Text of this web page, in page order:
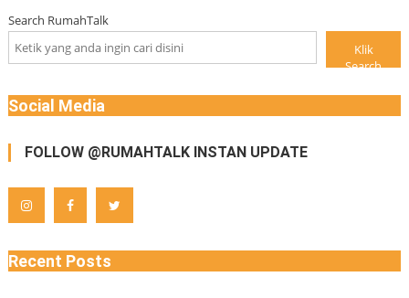
Search RumahTalk
Klik
Search
Social Media
FOLLOW @RUMAHTALK INSTAN UPDATE
Recent Posts